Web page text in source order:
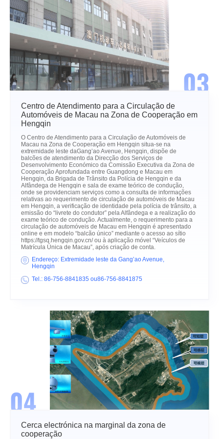
03
Centro de Atendimento para a Circulação de
Automóveis de Macau na Zona de Cooperação em
Hengqin
O Centro de Atendimento para a Circulação de Automóveis de
Macau na Zona de Cooperação em Hengqin situa-se na
extremidade leste daGang’ao Avenue, Hengqin, dispõe de
balcões de atendimento da Direcção dos Serviços de
Desenvolvimento Económico da Comissão Executiva da Zona de
Cooperação Aprofundada entre Guangdong e Macau em
Hengqin, da Brigada de Trânsito da Polícia de Hengqin e da
Alfândega de Hengqin e sala de exame teórico de condução,
onde se providenciam serviços como a consulta de informações
relativas ao requerimento de circulação de automóveis de Macau
em Hengqin, a verificação de identidade pela polícia de trânsito, a
emissão do “livrete do condutor” pela Alfândega e a realização do
exame teórico de condução. Actualmente, o requerimento para a
circulação de automóveis de Macau em Hengqin é apresentado
online e em modelo “balcão único” mediante o acesso ao sítio
https://tgsq.hengqin.gov.cn/ou à aplicação móvel “Veículos de
Matrícula Única de Macau”, após criação de conta.
Endereço: Extremidade leste da Gang’ao Avenue,
Hengqin
Tel.: 86-756-8841835 ou86-756-8841875
04
Cerca electrónica na marginal da zona de
cooperação